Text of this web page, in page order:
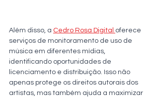
Além disso, a Cedro Rosa Digital oferece
serviços de monitoramento de uso de
música em diferentes mídias,
identificando oportunidades de
licenciamento e distribuição. Isso não
apenas protege os direitos autorais dos
artistas, mas também ajuda a maximizar